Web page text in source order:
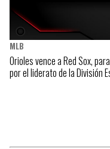
MLB
Orioles vence a Red Sox,
por el liderato de la División